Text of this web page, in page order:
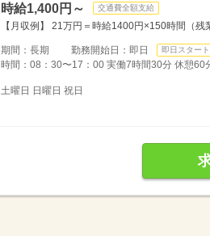
時給1,400円～ 交通費全額支給
【月収例】 21万円＝時給1400円×150時間（
期間：長期 勤務開始日：即日 即日スタート
時間：08：30〜17：00 実働7時間30分 休憩60
土曜日 日曜日 祝日